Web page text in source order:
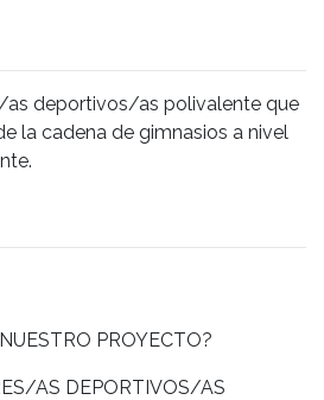
deportivos/as polivalente que
la cadena de gimnasios a nivel
PROYECTO?
AS DEPORTIVOS/AS